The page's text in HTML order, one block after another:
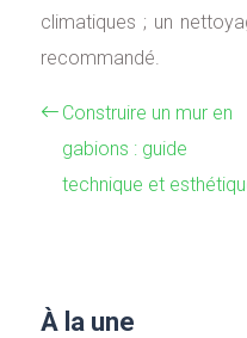
climatiques ; un
recommandé.
Construire un mur en
gabions : guide
technique et
À la une